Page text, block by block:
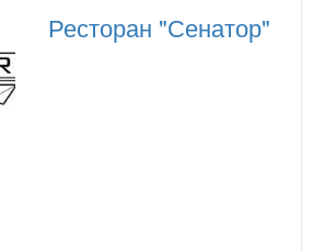
Ресторан "Сенатор"